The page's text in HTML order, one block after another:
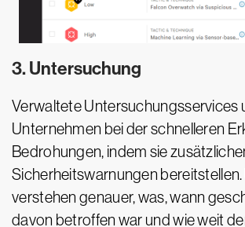
3. Untersuchung
Verwaltete Untersuchungsservices
Unternehmen bei der schnelleren
Bedrohungen, indem sie
Sicherheitswarnungen
verstehen genauer, was, wann
davon betroffen war und wie weit